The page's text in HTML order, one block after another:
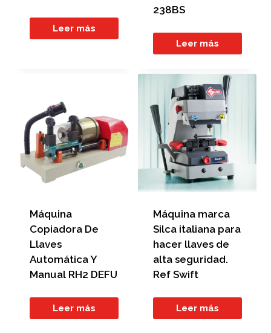
Leer más
238BS
Leer más
Máquina
Copiadora De
Llaves
Automática Y
Manual RH2 DEFU
Leer más
Máquina marca
Silca italiana para
hacer llaves de
alta seguridad.
Ref Swift
Leer más